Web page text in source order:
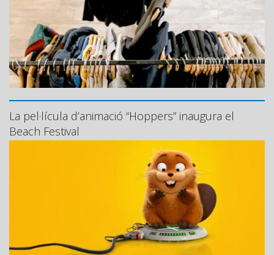
La pel·lícula d’animació “Hoppers” inaugura el
Beach Festival